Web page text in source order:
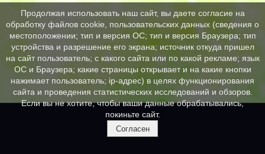
Продолжая использовать наш сайт, вы даете согласие на
обработку файлов cookie, пользовательских данных (сведения о
местоположении; тип и версия ОС; тип и версия Браузера; тип
устройства и разрешение его экрана; источник откуда пришел
на сайт пользователь; с какого сайта или по какой рекламе; язык
ОС и Браузера; какие страницы открывает и на какие кнопки
нажимает пользователь; ip-адрес) в целях функционирования
сайта и проведения статистических исследований и обзоров.
Если вы не хотите, чтобы ваши данные обрабатывались,
покиньте сайт.
Согласен